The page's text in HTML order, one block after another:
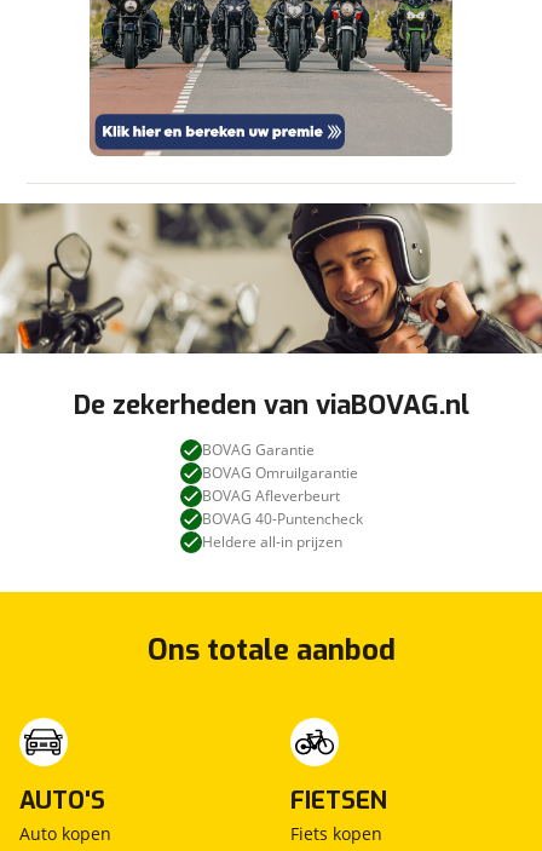
onzeprivacyverklaring .
Stuur mijn bevinding door
De zekerheden van viaBOVAG.nl
BOVAG Garantie
BOVAG Omruilgarantie
BOVAG Afleverbeurt
BOVAG 40-Puntencheck
Heldere all-in prijzen
Ons totale aanbod
AUTO'S
Auto kopen
FIETSEN
Fiets kopen